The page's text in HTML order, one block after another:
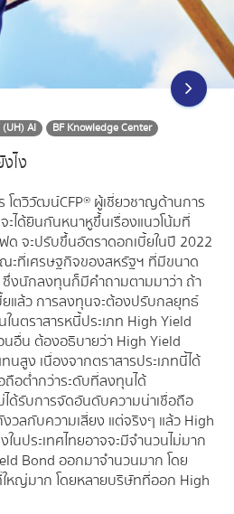
(UH) AI BF Knowledge Center
ไง
ตวิวัฒน์ CFP® ผู้เชี่ยวชาญด้านการ
ะได้ยินกันหนาหูขึ้นเรื่องแนวโน้มที่
ด จะปรับขึ้นอัตราดอกเบี้ยในปี 2022
ะที่เศรษฐกิจของสหรัฐฯ ที่มีขนาด
งนักลงทุนก็มีคำถามตามมาว่า ถ้า
แล้ว การลงทุนจะต้องปรับกลยุทธ์
นตราสารหนี้ประเภท High Yield
อื่น ต้องอธิบายว่า High Yield
สูง เนื่องจากตราสารประเภทนี้ได้
อต่ำกว่าระดับที่ลงทุนได้
ด้รับการจัดอันดับความน่าเชื่อถือ
วลกับความเสี่ยง แต่จริงๆ แล้ว High
นประเทศไทยอาจจะมีจำนวนไม่มาก
Bond ออกมาจำนวนมาก โดย
ใหญ่มาก โดยหลายบริษัทที่ออก High